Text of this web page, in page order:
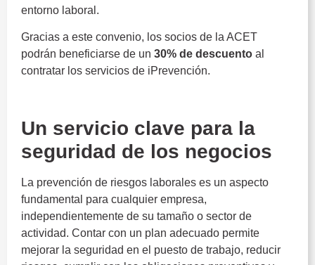
entorno laboral.
Gracias a este convenio, los socios de la ACET
podrán beneficiarse de un 30% de descuento al
contratar los servicios de iPrevención.
Un servicio clave para la
seguridad de los negocios
La prevención de riesgos laborales es un aspecto
fundamental para cualquier empresa,
independientemente de su tamaño o sector de
actividad. Contar con un plan adecuado permite
mejorar la seguridad en el puesto de trabajo, reducir